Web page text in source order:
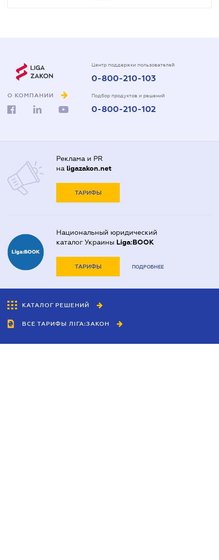
О КОМПАНИИ
Центр поддержки пользователей
0-800-210-103
Подбор продуктов и решений
0-800-210-102
Реклама и PR
на ligazakon.net
ТАРИФЫ
Национальный юридический
каталог Украины Liga:BOOK
ТАРИФЫ ПОДРОБНЕЕ
КАТАЛОГ РЕШЕНИЙ
ВСЕ ТАРИФЫ ЛІГА:ЗАКОН